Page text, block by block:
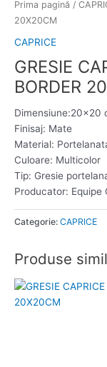
Prima pagină /
20X20CM
CAPRICE
GRESIE
BORDER
Dimensiune:20×20
Finisaj: Mate
Material:
Culoare: Multicolor
Tip: Gresie
Producator: Equipe
Categorie: CAPRICE
Produse